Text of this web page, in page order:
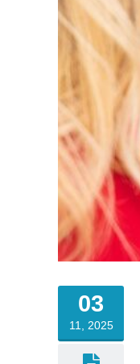
03
11, 2025